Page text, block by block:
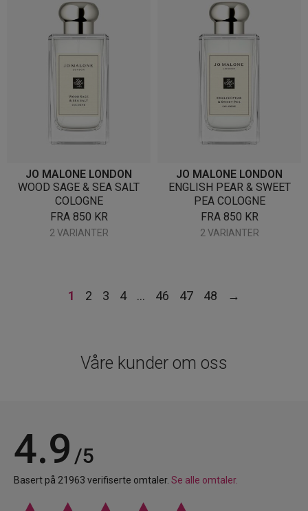
JO MALONE LONDON
WOOD SAGE & SEA SALT
COLOGNE
FRA 850 KR
2 VARIANTER
JO MALONE LONDON
ENGLISH PEAR & SWEET
PEA COLOGNE
FRA 850 KR
2 VARIANTER
1 2 3 4 … 46 47 48 →
Våre kunder om oss
4.9 /5
Basert på 21963 verifiserte omtaler. Se alle omtaler.